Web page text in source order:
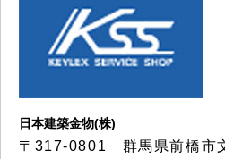
日本建築金物(株)
〒317‐0801 群馬県前橋市